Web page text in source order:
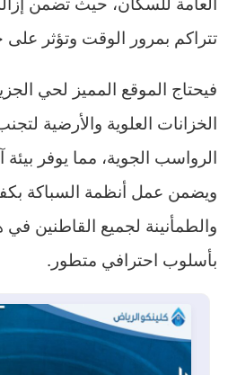
تتراكم بمرور الوقت وتؤثر على
فيحتاج الموقع المميز لحي
الخزانات العلوية والأرضية
الرواسب الجوية، مما يوفر
ويضمن عمل أنظمة السباكة
والطمأنينة لجميع القاطنين في
بأسلوب احترافي متطور.